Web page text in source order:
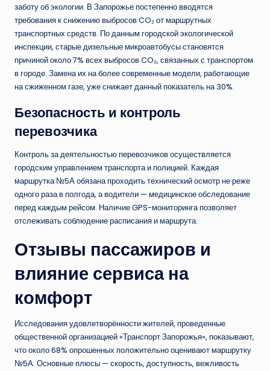
заботу об экологии. В Запорожье постепенно вводятся
требования к снижению выбросов CO₂ от маршрутных
транспортных средств. По данным городской экологической
инспекции, старые дизельные микроавтобусы становятся
причиной около 7% всех выбросов CO₂, связанных с транспортом
в городе. Замена их на более современные модели, работающие
на сжиженном газе, уже снижает данный показатель на 30%.
Безопасность и контроль
перевозчика
Контроль за деятельностью перевозчиков осуществляется
городским управлением транспорта и полицией. Каждая
маршрутка №5А обязана проходить технический осмотр не реже
одного раза в полгода, а водители — медицинское обследование
перед каждым рейсом. Наличие GPS-мониторинга позволяет
отслеживать соблюдение расписания и маршрута.
Отзывы пассажиров и
влияние сервиса на
комфорт
Исследования удовлетворённости жителей, проведенные
общественной организацией «Транспорт Запорожья», показывают,
что около 68% опрошенных положительно оценивают маршрутку
№5А. Основные плюсы — скорость, доступность, вежливость